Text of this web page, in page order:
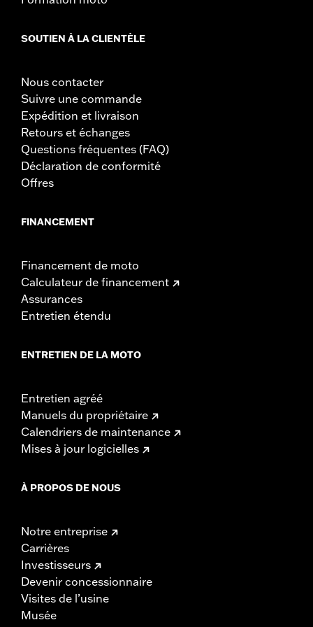
SOUTIEN À LA CLIENTÈLE
Nous contacter
Suivre une commande
Expédition et livraison
Retours et échanges
Questions fréquentes (FAQ)
Déclaration de conformité
Offres
FINANCEMENT
Financement de moto
Calculateur de financement
Assurances
Entretien étendu
ENTRETIEN DE LA MOTO
Entretien agréé
Manuels du propriétaire
Calendriers de maintenance
Mises à jour logicielles
À PROPOS DE NOUS
Notre entreprise
Carrières
Investisseurs
Devenir concessionnaire
Visites de l’usine
Musée